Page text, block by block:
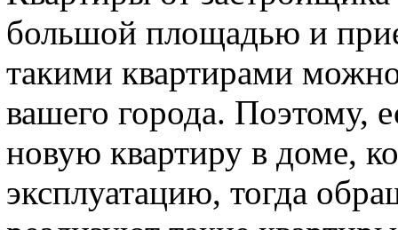
большой площадью и
такими квартирами
вашего города. Поэтому,
новую квартиру в доме,
эксплуатацию, тогда